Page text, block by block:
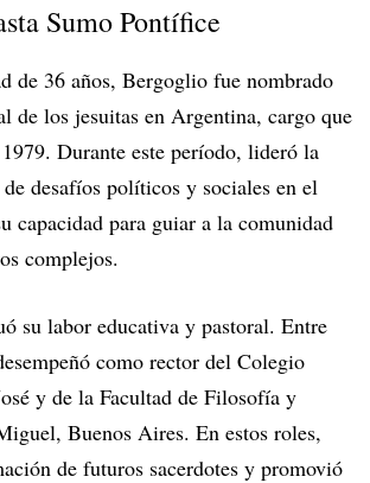
Sumo Pontífice
de 36 años, Bergoglio fue nombrado
de los jesuitas en Argentina, cargo que
1979. Durante este período, lideró la
desafíos políticos y sociales en el
capacidad para guiar a la comunidad
complejos.
su labor educativa y pastoral. Entre
como rector del Colegio
y de la Facultad de Filosofía y
Buenos Aires. En estos roles,
de futuros sacerdotes y promovió